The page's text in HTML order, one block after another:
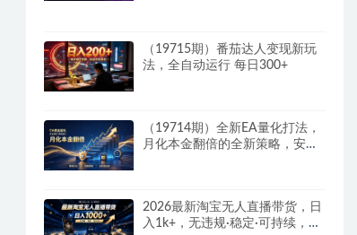
（19715期）番茄达人变现新玩
法，全自动运行 每日300+
（19714期）全新EA量化打法，
月化本金翻倍的全新策略，安全
2026最新淘宝无人直播带货，日
入1k+，无违规·稳定·可持续，抓